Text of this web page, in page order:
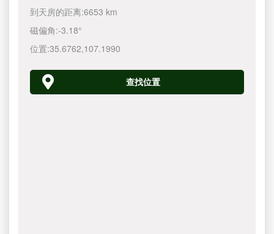
到天房的距离:6653 km
磁偏角:-3.18°
位置:35.6762,107.1990
查找位置